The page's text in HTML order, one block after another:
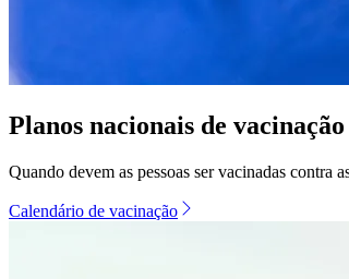
Planos nacionais de vacinação
Quando devem as pessoas ser vacinadas contra
Calendário de vacinação